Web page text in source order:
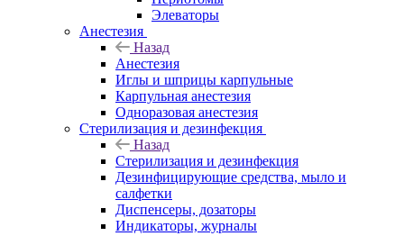
Элеваторы
Анестезия
Назад
Анестезия
Иглы и шприцы карпульные
Карпульная анестезия
Одноразовая анестезия
Стерилизация и дезинфекция
Назад
Стерилизация и дезинфекция
Дезинфицирующие средства, мыло и
салфетки
Диспенсеры, дозаторы
Индикаторы, журналы